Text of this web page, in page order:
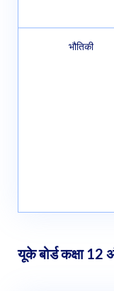
भौतिकी